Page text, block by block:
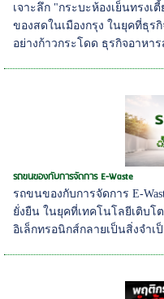
เจาะลึก "กระบะห้องเย็นทรงเ
ของสดในเมืองกรุง ในยุคที่ธุรกิ
อย่างก้าวกระโดด ธุรกิจอาหา
รถขนของกับการจัดการ E-Waste
รถขนของกับการจัดการ E-
ยั่งยืน ในยุคที่เทคโนโลยีเติบโ
อิเล็กทรอนิกส์กลายเป็นสิ่งจำ